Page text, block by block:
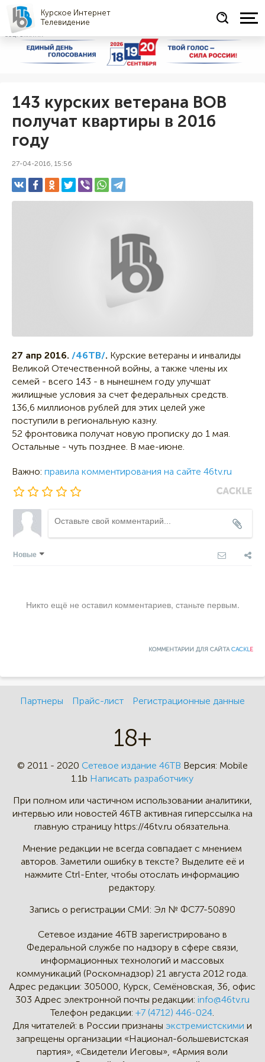
Курское Интернет
Телевидение
СОЦРЕКЛАМА
143 курских ветерана ВОВ
получат квартиры в 2016
году
27-04-2016, 15:56
27 апр 2016. /46ТВ/. Курские ветераны и инвалиды
Великой Отечественной войны, а также члены их
семей - всего 143 - в нынешнем году улучшат
жилищные условия за счет федеральных средств.
136,6 миллионов рублей для этих целей уже
поступили в региональную казну.
52 фронтовика получат новую прописку до 1 мая.
Остальные - чуть позднее. В мае-июне.
Важно: правила комментирования на сайте 46tv.ru
Новые
Никто ещё не оставил комментариев, станьте первым.
КОММЕНТАРИИ ДЛЯ САЙТАCACKLE
Партнеры Прайс-лист Регистрационные данные
18+
© 2011 - 2020 Сетевое издание 46ТВ Версия: Mobile
1.1b Написать разработчику
При полном или частичном использовании аналитики,
интервью или новостей 46TB активная гиперссылка на
главную страницу https://46tv.ru обязательна.
Мнение редакции не всегда совпадает с мнением
авторов. Заметили ошибку в тексте? Выделите её и
нажмите Ctrl-Enter, чтобы отослать информацию
редактору.
Запись о регистрации СМИ: Эл № ФС77-50890
Сетевое издание 46ТВ зарегистрировано в
Федеральной службе по надзору в сфере связи,
информационных технологий и массовых
коммуникаций (Роскомнадзор) 21 августа 2012 года.
Адрес редакции: 305000, Курск, Семёновская, 36, офис
303 Адрес электронной почты редакции: info@46tv.ru
Телефон редакции: +7 (4712) 446-024.
Для читателей: в России признаныэкстремистскими и
запрещены организации «Национал-большевистская
партия», «Свидетели Иеговы», «Армия воли